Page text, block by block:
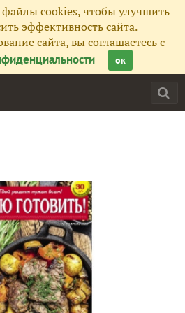
cookies, чтобы улучшить
эффективность сайта.
сайта, вы соглашаетесь с
ок